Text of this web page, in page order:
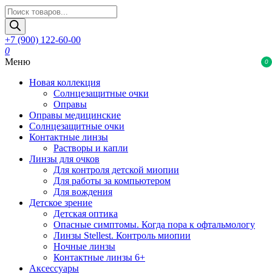
Поиск
товаров
+7 (900) 122-60-00
0
0
Меню
Новая коллекция
Солнцезащитные очки
Оправы
Оправы медицинские
Солнцезащитные очки
Контактные линзы
Растворы и капли
Линзы для очков
Для контроля детской миопии
Для работы за компьютером
Для вождения
Детское зрение
Детская оптика
Опасные симптомы. Когда пора к офтальмологу
Линзы Stellest. Контроль миопии
Ночные линзы
Контактные линзы 6+
Аксессуары